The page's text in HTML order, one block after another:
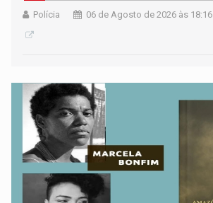
Polícia 06 de Agosto de 2026 às 18:16